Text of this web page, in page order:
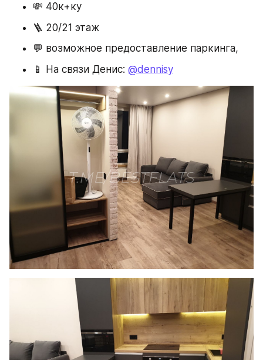
💸 40к+ку
🪜 20/21 этаж
💬 возможное предоставление паркинга,
📱 На связи Денис: @dennisy